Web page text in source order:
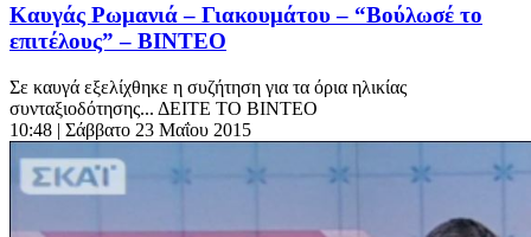
Καυγάς Ρωμανιά – Γιακουμάτου – “Βούλωσέ το
επιτέλους” – ΒΙΝΤΕΟ
Σε καυγά εξελίχθηκε η συζήτηση για τα όρια ηλικίας
συνταξιοδότησης... ΔΕΙΤΕ ΤΟ ΒΙΝΤΕΟ
10:48 | Σάββατο 23 Μαΐου 2015